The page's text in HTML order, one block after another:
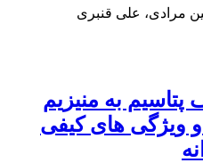
مرادی، علی قنبری
به منیزیم
ویژگی‏ های کیفی